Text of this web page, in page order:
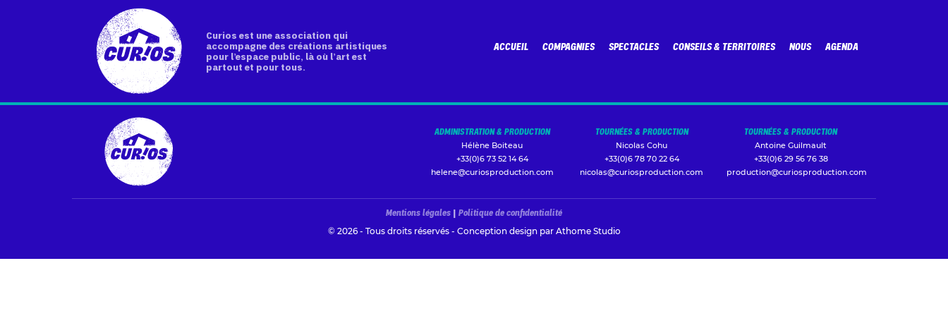
Curios est une association qui
accompagne des créations artistiques
pour l’espace public, là où l’art est
partout et pour tous.
ACCUEIL COMPAGNIES SPECTACLES CONSEILS & TERRITOIRES NOUS AGENDA
ADMINISTRATION & PRODUCTION
Hélène Boiteau
+33(0)6 73 52 14 64
helene@curiosproduction.com
TOURNÉES & PRODUCTION
Nicolas Cohu
+33(0)6 78 70 22 64
nicolas@curiosproduction.com
TOURNÉES & PRODUCTION
Antoine Guilmault
+33(0)6 29 56 76 38
production@curiosproduction.com
Mentions légales | Politique de confidentialité
© 2026 - Tous droits réservés - Conception design par Athome Studio